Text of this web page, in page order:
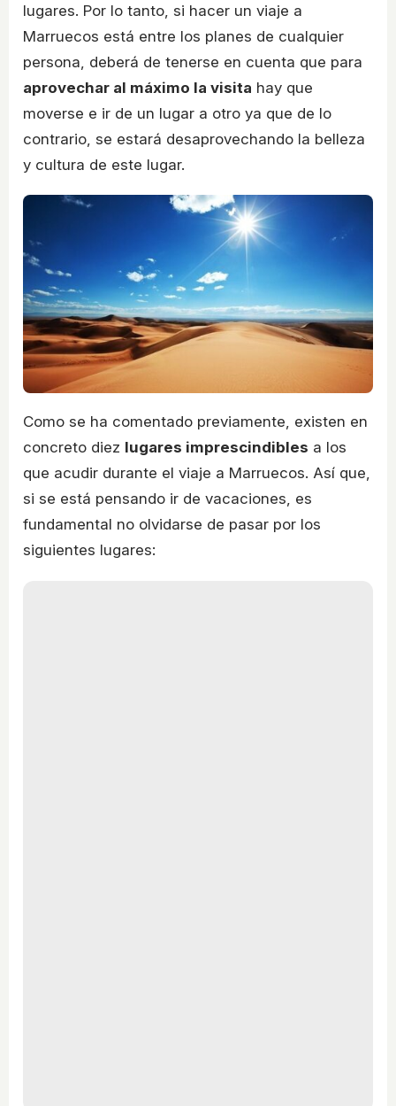
lugares. Por lo tanto, si hacer un viaje a
Marruecos está entre los planes de cualquier
persona, deberá de tenerse en cuenta que para
aprovechar al máximo la visita hay que
moverse e ir de un lugar a otro ya que de lo
contrario, se estará desaprovechando la belleza
y cultura de este lugar.
Como se ha comentado previamente, existen en
concreto diez lugares imprescindibles a los
que acudir durante el viaje a Marruecos. Así que,
si se está pensando ir de vacaciones, es
fundamental no olvidarse de pasar por los
siguientes lugares: